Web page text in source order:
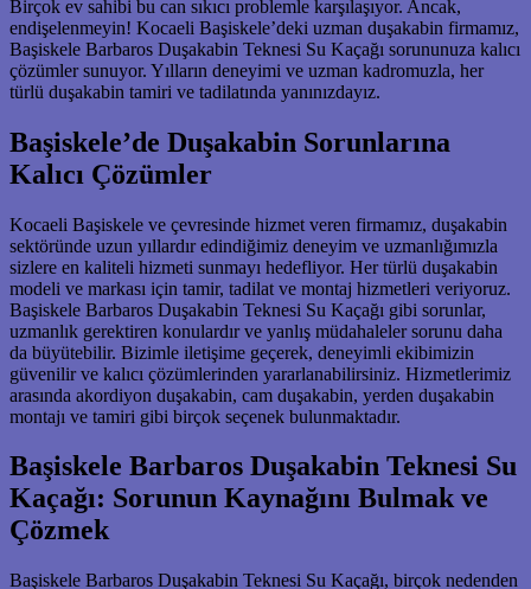
Birçok ev sahibi bu can sıkıcı problemle karşılaşıyor. Ancak,
endişelenmeyin! Kocaeli Başiskele’deki uzman duşakabin firmamız,
Başiskele Barbaros Duşakabin Teknesi Su Kaçağı sorununuza kalıcı
çözümler sunuyor. Yılların deneyimi ve uzman kadromuzla, her
türlü duşakabin tamiri ve tadilatında yanınızdayız.
Başiskele’de Duşakabin Sorunlarına
Kalıcı Çözümler
Kocaeli Başiskele ve çevresinde hizmet veren firmamız, duşakabin
sektöründe uzun yıllardır edindiğimiz deneyim ve uzmanlığımızla
sizlere en kaliteli hizmeti sunmayı hedefliyor. Her türlü duşakabin
modeli ve markası için tamir, tadilat ve montaj hizmetleri veriyoruz.
Başiskele Barbaros Duşakabin Teknesi Su Kaçağı gibi sorunlar,
uzmanlık gerektiren konulardır ve yanlış müdahaleler sorunu daha
da büyütebilir. Bizimle iletişime geçerek, deneyimli ekibimizin
güvenilir ve kalıcı çözümlerinden yararlanabilirsiniz. Hizmetlerimiz
arasında akordiyon duşakabin, cam duşakabin, yerden duşakabin
montajı ve tamiri gibi birçok seçenek bulunmaktadır.
Başiskele Barbaros Duşakabin Teknesi Su
Kaçağı: Sorunun Kaynağını Bulmak ve
Çözmek
Başiskele Barbaros Duşakabin Teknesi Su Kaçağı, birçok nedenden